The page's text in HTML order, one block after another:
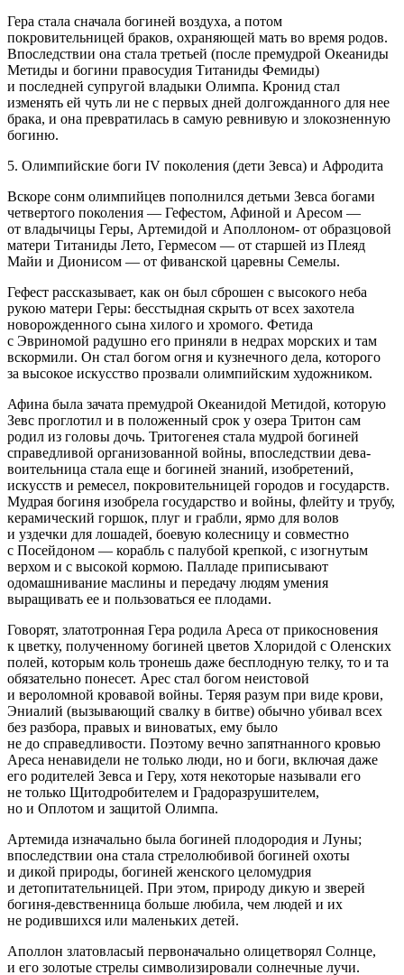
Гера стала сначала богиней воздуха, а потом
покровительницей браков, охраняющей мать во время родов.
Впоследствии она стала третьей (после премудрой Океаниды
Метиды и богини правосудия Титаниды Фемиды)
и последней супругой владыки Олимпа. Кронид стал
изменять ей чуть ли не с первых дней долгожданного для нее
брака, и она превратилась в самую ревнивую и злокозненную
богиню.
5. Олимпийские боги IV поколения (дети Зевса) и Афродита
Вскоре сонм олимпийцев пополнился детьми Зевса богами
четвертого поколения — Гефестом, Афиной и Аресом —
от владычицы Геры, Артемидой и Аполлоном- от образцовой
матери Титаниды Лето, Гермесом — от старшей из Плеяд
Майи и Дионисом — от фиванской царевны Семелы.
Гефест рассказывает, как он был сброшен с высокого неба
рукою матери Геры: бесстыдная скрыть от всех захотела
новорожденного сына хилого и хромого. Фетида
с Эвриномой радушно его приняли в недрах морских и там
вскормили. Он стал богом огня и кузнечного дела, которого
за высокое искусство прозвали олимпийским художником.
Афина была зачата премудрой Океанидой Метидой, которую
Зевс проглотил и в положенный срок у озера Тритон сам
родил из головы дочь. Тритогенея стала мудрой богиней
справедливой организованной войны, впоследствии дева-
воительница стала еще и богиней знаний, изобретений,
искусств и ремесел, покровительницей городов и государств.
Мудрая богиня изобрела государство и войны, флейту и трубу,
керамический горшок, плуг и грабли, ярмо для волов
и уздечки для лошадей, боевую колесницу и совместно
с Посейдоном — корабль с палубой крепкой, с изогнутым
верхом и с высокой кормою. Палладе приписывают
одомашнивание маслины и передачу людям умения
выращивать ее и пользоваться ее плодами.
Говорят, златотронная Гера родила Ареса от прикосновения
к цветку, полученному богиней цветов Хлоридой с Оленских
полей, которым коль тронешь даже бесплодную телку, то и та
обязательно понесет. Арес стал богом неистовой
и вероломной кровавой войны. Теряя разум при виде крови,
Эниалий (вызывающий свалку в битве) обычно убивал всех
без разбора, правых и виноватых, ему было
не до справедливости. Поэтому вечно запятнанного кровью
Ареса ненавидели не только люди, но и боги, включая даже
его родителей Зевса и Геру, хотя некоторые называли его
не только Щитодробителем и Градоразрушителем,
но и Оплотом и защитой Олимпа.
Артемида изначально была богиней плодородия и Луны;
впоследствии она стала стрелолюбивой богиней охоты
и дикой природы, богиней женского целомудрия
и детопитательницей. При этом, природу дикую и зверей
богиня-девственница больше любила, чем людей и их
не родившихся или маленьких детей.
Аполлон златовласый первоначально олицетворял Солнце,
и его золотые стрелы символизировали солнечные лучи.